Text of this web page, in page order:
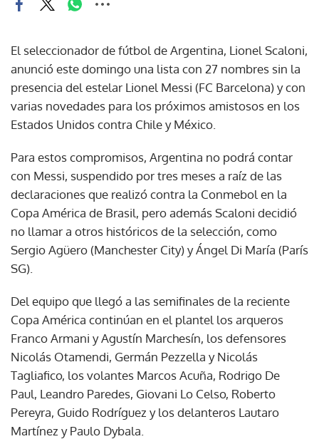
El seleccionador de fútbol de Argentina, Lionel Scaloni,
anunció este domingo una lista con 27 nombres sin la
presencia del estelar Lionel Messi (FC Barcelona) y con
varias novedades para los próximos amistosos en los
Estados Unidos contra Chile y México.
Para estos compromisos, Argentina no podrá contar
con Messi, suspendido por tres meses a raíz de las
declaraciones que realizó contra la Conmebol en la
Copa América de Brasil, pero además Scaloni decidió
no llamar a otros históricos de la selección, como
Sergio Agüero (Manchester City) y Ángel Di María (París
SG).
Del equipo que llegó a las semifinales de la reciente
Copa América continúan en el plantel los arqueros
Franco Armani y Agustín Marchesín, los defensores
Nicolás Otamendi, Germán Pezzella y Nicolás
Tagliafico, los volantes Marcos Acuña, Rodrigo De
Paul, Leandro Paredes, Giovani Lo Celso, Roberto
Pereyra, Guido Rodríguez y los delanteros Lautaro
Martínez y Paulo Dybala.